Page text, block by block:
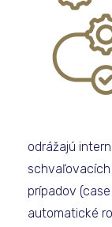
odrážajú
schvaľovacích
prípadov
automatické